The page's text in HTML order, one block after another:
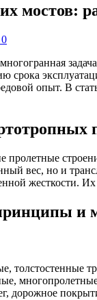
мостов:
срока
опыт. В
пролетные
вес, но и
жесткости.
и
толстостенные
дорожное